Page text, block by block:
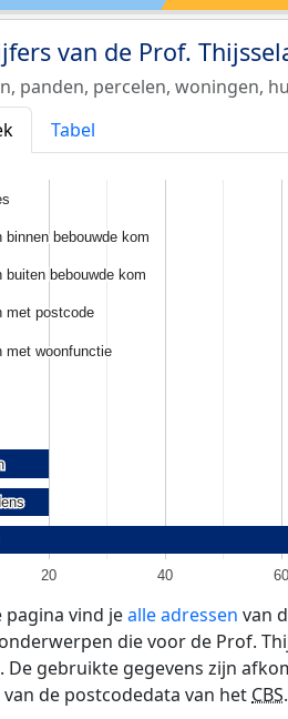
van de Prof.
panden, percelen, woningen,
Tabel
20 40 60
binnen bebouwde kom
binnen bebouwde kom
buiten bebouwde kom
buiten bebouwde kom
met postcode
met postcode
met woonfunctie
met woonfunctie
pagina vind jealle adressen van
die voor de Prof.
De gebruikte gegevens zijn
de postcodedata van het CBS.